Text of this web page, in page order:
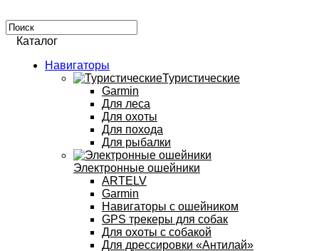
Каталог
Навигаторы
Туристические
Garmin
Для леса
Для охоты
Для похода
Для рыбалки
Электронные ошейники
ARTELV
Garmin
Навигаторы с ошейником
GPS трекеры для собак
Для охоты с собакой
Для дрессировки «Антилай»